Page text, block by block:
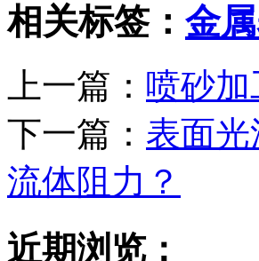
相关标签： 金
上一篇： 喷砂
下一篇： 表面
流体阻力？
近期浏览：